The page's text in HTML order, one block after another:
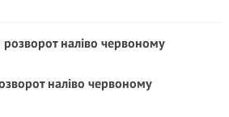
наліво червоному